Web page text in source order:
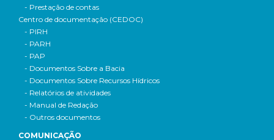
- Prestação de contas
Centro de documentação (CEDOC)
- PIRH
- PARH
- PAP
- Documentos Sobre a Bacia
- Documentos Sobre Recursos Hídricos
- Relatórios de atividades
- Manual de Redação
- Outros documentos
COMUNICAÇÃO